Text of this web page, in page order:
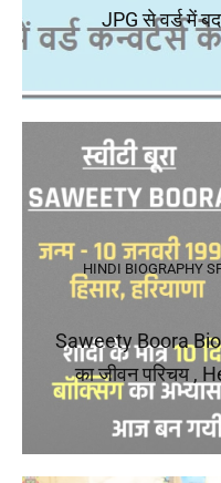
JPG से वर्ड में
HINDI BIOGRAPHY
Saweety Boora
का जीवन परिचय ,